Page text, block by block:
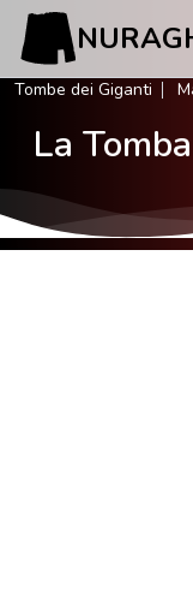
Tombe dei Giganti
La